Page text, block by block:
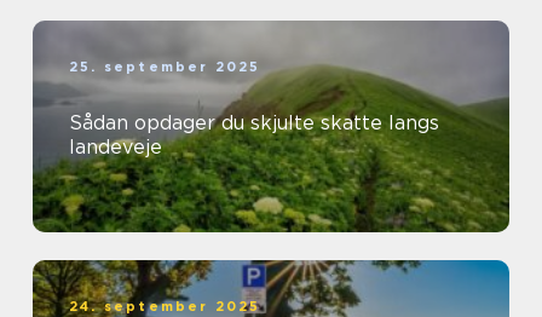
25. september 2025
Sådan opdager du skjulte skatte langs
landeveje
24. september 2025